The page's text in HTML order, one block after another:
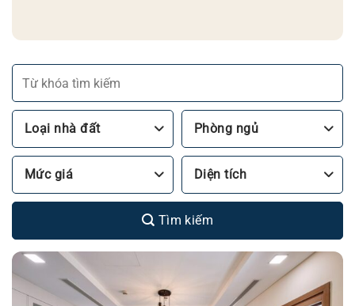
Loại nhà đất Phòng ngủ
Mức giá Diện tích
Tìm kiếm